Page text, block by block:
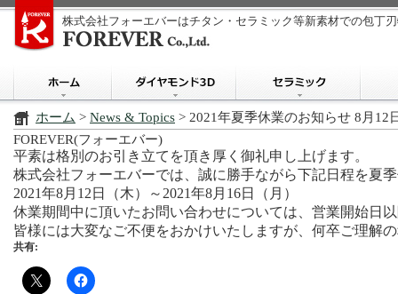
株式会社フォーエバーはチタン・セラミック等新素材での包丁
ホーム > News & Topics > 2021年夏季休業のお知らせ 8月12
FOREVER(フォーエバー)
平素は格別のお引き立てを頂き厚く御礼申し上げます。
株式会社フォーエバーでは、誠に勝手ながら下記日程を夏
2021年8月12日（木）～2021年8月16日（月）
休業期間中に頂いたお問い合わせについては、営業開始日
皆様には大変なご不便をおかけいたしますが、何卒ご理解
共有: